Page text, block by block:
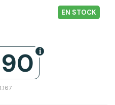
EN STOCK